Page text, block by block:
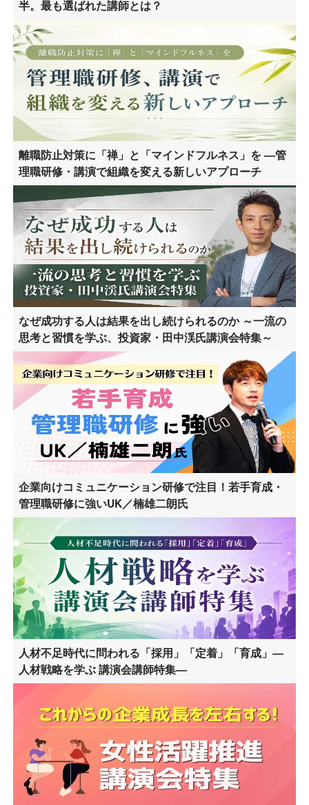
半。最も選ばれた講師とは？
離職防止対策に「禅」と「マインドフルネス」を ―管
理職研修・講演で組織を変える新しいアプローチ
なぜ成功する人は結果を出し続けられるのか ～一流の
思考と習慣を学ぶ、投資家・田中渓氏講演会特集～
企業向けコミュニケーション研修で注目！若手育成・
管理職研修に強いUK／楠雄二朗氏
人材不足時代に問われる「採用」「定着」「育成」―
人材戦略を学ぶ 講演会講師特集―